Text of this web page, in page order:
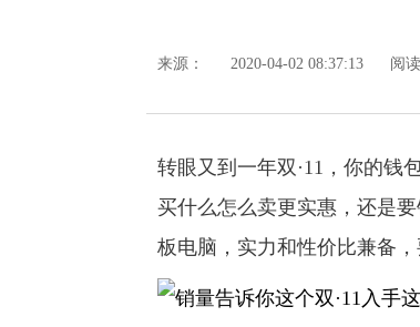
来源： 2020-04-02 08:37:13 阅
转眼又到一年双·11，你的钱
买什么怎么卖更实惠，还是
板电脑，实力和性价比兼备，